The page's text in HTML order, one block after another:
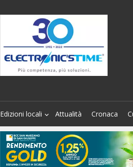
Edizioni locali Attualità Cronaca